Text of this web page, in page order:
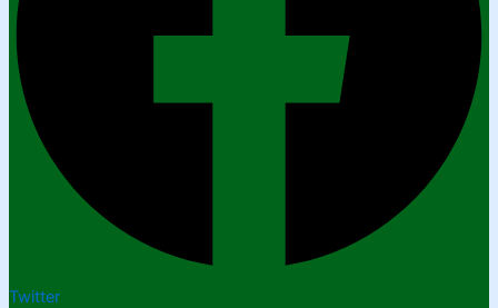
Twitter